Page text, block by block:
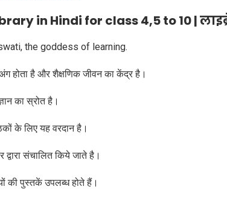
in Hindi for class 4,5 to 10 |
the goddess of learning.
होता है और शैक्षणिक जीवन का केंद्र है।
का स्रोत है।
के लिए यह वरदान है।
संचालित किये जाते है।
की पुस्तकें उपलब्ध होते हैं।